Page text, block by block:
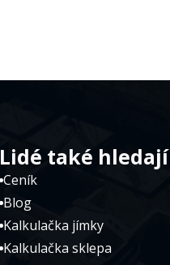
Lidé také hledají
Ceník
Blog
Kalkulačka jímky
Kalkulačka sklepa